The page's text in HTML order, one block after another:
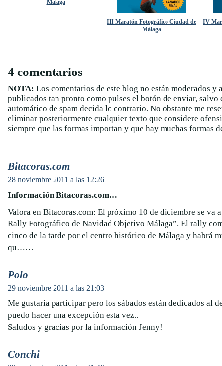
Málaga
III Maratón Fotográfico Ciudad de
Málaga
IV
4 comentarios
NOTA: Los comentarios de este blog no están moderados y
publicados tan pronto como pulses el botón de enviar,
automático de spam decida lo contrario. No obstante me
eliminar posteriormente cualquier texto que considere
siempre que las formas importan y que hay muchas formas
Bitacoras.com
28 noviembre 2011 a las 12:26
Información Bitacoras.com…
Valora en Bitacoras.com: El próximo 10 de diciembre se va
Rally Fotográfico de Navidad Objetivo Málaga”. El rally
cinco de la tarde por el centro histórico de Málaga y habrá
qu……
Polo
29 noviembre 2011 a las 21:03
Me gustaría participar pero los sábados están dedicados al
puedo hacer una excepción esta vez..
Saludos y gracias por la información Jenny!
Conchi